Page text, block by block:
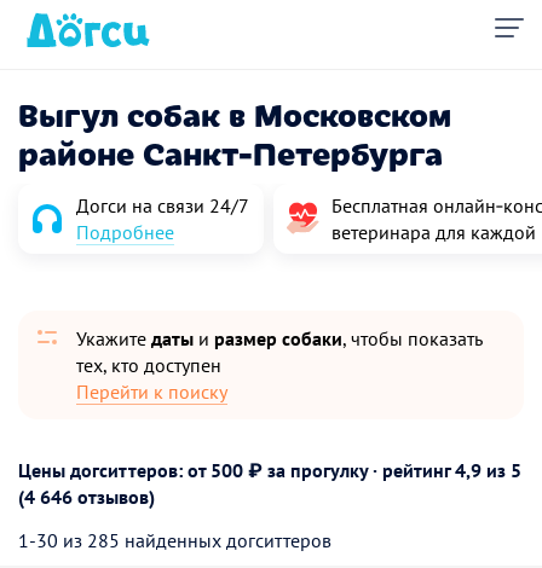
Выгул собак в Московском
районе Санкт-Петербурга
Догси на связи 24/7
Подробнее
Бесплатная
ветеринара для
Укажите даты и размер собаки, чтобы показать
тех, кто доступен
Перейти к поиску
Цены догситтеров: от 500 ₽ за прогулку · рейтинг4,9 из 5
(4 646 отзывов)
1-30 из 285 найденных догситтеров